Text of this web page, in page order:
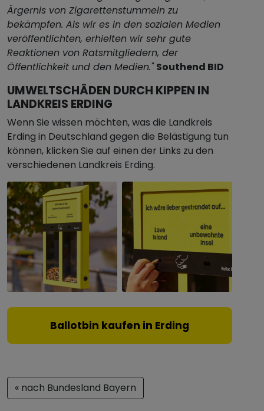
Ärgernis von Zigarettenstummeln zu
bekämpfen. Als wir es in den sozialen Medien
veröffentlichten, erhielten wir sehr gute
Reaktionen von Ratsmitgliedern, der
Öffentlichkeit und den Medien." Southend BID
UMWELTSCHÄDEN DURCH KIPPEN IN
LANDKREIS ERDING
Wenn Sie wissen möchten, was die Landkreis
Erding in Deutschland gegen die Belästigung tun
können, klicken Sie auf einen der Links zu den
verschiedenen Landkreis Erding.
Ballotbin kaufen in Erding
« nach Bundesland Bayern